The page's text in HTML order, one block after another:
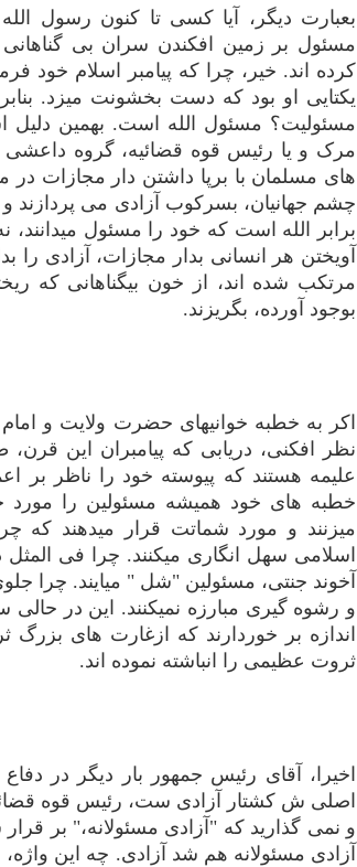
بعبارت دیگر، آیا کسی تا کنون رسول
مسئول بر زمین افکندن سران بی
کرده اند. خیر، چرا که پیامبر اسلام خود
یکتایی او بود که دست بخشونت میزد.
مسئولیت؟ مسئول الله است. بهمین دلیل
مرک و یا رئیس قوه قضائیه، گروه داعشی
های مسلمان با برپا داشتن دار مجازات در
چشم جهانیان، بسرکوب آزادی می پردازند و
برابر الله است که خود را مسئول میدانند،
آویختن هر انسانی بدار مجازات، آزادی را
مرتکب شده اند، از خون بیگناهانی که
بوجود آورده، بگریزند.
اکر به خطبه خوانیهای حضرت ولایت و
نظر افکنی، دریابی که پیامبران این
علیمه هستند که پیوسته خود را ناظر بر
خطبه های خود همیشه مسئولین را مورد
میزنند و مورد شماتت قرار میدهند
اسلامی سهل انگاری میکنند. چرا فی
آخوند جنتی، مسئولین "شل " میایند. چرا
و رشوه گیری مبارزه نمیکنند. این در
اندازه بر خوردارند که ازغارت های
ثروت عظیمی را انباشته نموده اند.
اخیرا، آقای رئیس جمهور بار دیگر در
اصلی ش کشتار آزادی ست، رئیس قوه
و نمی گذارید که "آزادی مسئولانه،" بر
آزادی مسئولانه هم شد آزادی. چه این